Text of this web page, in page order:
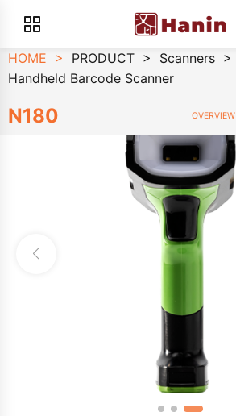
HOME > PRODUCT > Scanners >
Handheld Barcode Scanner
N180 OVERVIEW